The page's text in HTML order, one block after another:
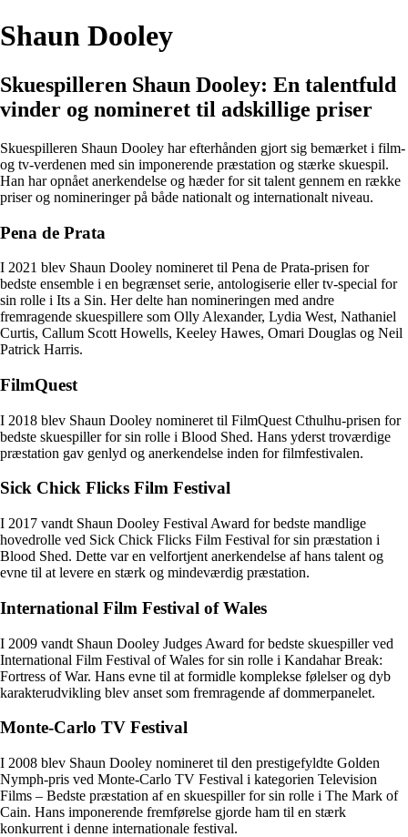
Shaun Dooley
Skuespilleren Shaun Dooley: En talentfuld
vinder og nomineret til adskillige priser
Skuespilleren Shaun Dooley har efterhånden gjort sig bemærket i film-
og tv-verdenen med sin imponerende præstation og stærke skuespil.
Han har opnået anerkendelse og hæder for sit talent gennem en række
priser og nomineringer på både nationalt og internationalt niveau.
Pena de Prata
I 2021 blev Shaun Dooley nomineret til Pena de Prata-prisen for
bedste ensemble i en begrænset serie, antologiserie eller tv-special for
sin rolle i Its a Sin. Her delte han nomineringen med andre
fremragende skuespillere som Olly Alexander, Lydia West, Nathaniel
Curtis, Callum Scott Howells, Keeley Hawes, Omari Douglas og Neil
Patrick Harris.
FilmQuest
I 2018 blev Shaun Dooley nomineret til FilmQuest Cthulhu-prisen for
bedste skuespiller for sin rolle i Blood Shed. Hans yderst troværdige
præstation gav genlyd og anerkendelse inden for filmfestivalen.
Sick Chick Flicks Film Festival
I 2017 vandt Shaun Dooley Festival Award for bedste mandlige
hovedrolle ved Sick Chick Flicks Film Festival for sin præstation i
Blood Shed. Dette var en velfortjent anerkendelse af hans talent og
evne til at levere en stærk og mindeværdig præstation.
International Film Festival of Wales
I 2009 vandt Shaun Dooley Judges Award for bedste skuespiller ved
International Film Festival of Wales for sin rolle i Kandahar Break:
Fortress of War. Hans evne til at formidle komplekse følelser og dyb
karakterudvikling blev anset som fremragende af dommerpanelet.
Monte-Carlo TV Festival
I 2008 blev Shaun Dooley nomineret til den prestigefyldte Golden
Nymph-pris ved Monte-Carlo TV Festival i kategorien Television
Films – Bedste præstation af en skuespiller for sin rolle i The Mark of
Cain. Hans imponerende fremførelse gjorde ham til en stærk
konkurrent i denne internationale festival.